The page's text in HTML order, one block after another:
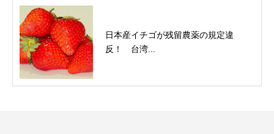
日本産イチゴが残留農薬の規定違
反！ 台湾...